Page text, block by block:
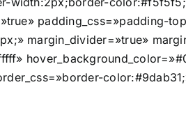
padding_css=»padding-
margin_divider=»true»